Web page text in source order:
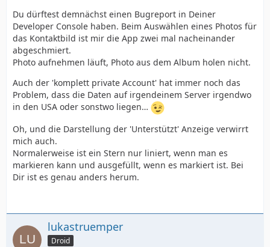
Du dürftest demnächst einen Bugreport in Deiner
Developer Console haben. Beim Auswählen eines Photos für
das Kontaktbild ist mir die App zwei mal nacheinander
abgeschmiert.
Photo aufnehmen läuft, Photo aus dem Album holen nicht.
Auch der 'komplett private Account' hat immer noch das
Problem, dass die Daten auf irgendeinem Server irgendwo
in den USA oder sonstwo liegen…
Oh, und die Darstellung der 'Unterstützt' Anzeige verwirrt
mich auch.
Normalerweise ist ein Stern nur liniert, wenn man es
markieren kann und ausgefüllt, wenn es markiert ist. Bei
Dir ist es genau anders herum.
lukastruemper
Droid